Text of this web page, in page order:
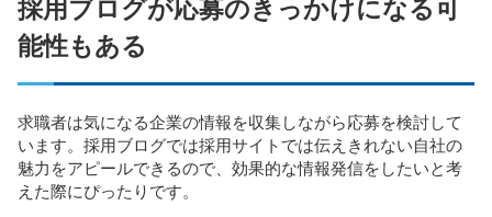
採用ブログが応募のきっかけになる可
能性もある
求職者は気になる企業の情報を収集しながら応募を検討して
います。採用ブログでは採用サイトでは伝えきれない自社の
魅力をアピールできるので、効果的な情報発信をしたいと考
えた際にぴったりです。